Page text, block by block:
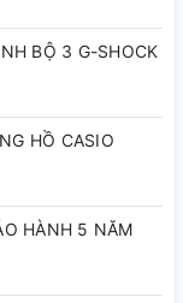
40mm
phút, giây
eco-drive,
BỘ 3 G-SHOCK
HỒ CASIO
HÀNH 5 NĂM